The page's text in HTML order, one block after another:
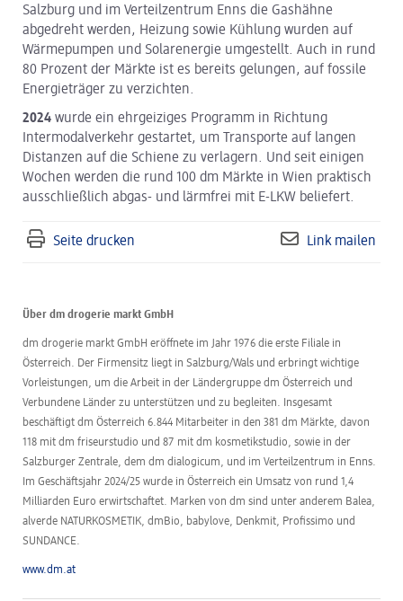
Salzburg und im Verteilzentrum Enns die Gashähne
abgedreht werden, Heizung sowie Kühlung wurden auf
Wärmepumpen und Solarenergie umgestellt. Auch in rund
80 Prozent der Märkte ist es bereits gelungen, auf fossile
Energieträger zu verzichten.
2024 wurde ein ehrgeiziges Programm in Richtung
Intermodalverkehr gestartet, um Transporte auf langen
Distanzen auf die Schiene zu verlagern. Und seit einigen
Wochen werden die rund 100 dm Märkte in Wien praktisch
ausschließlich abgas- und lärmfrei mit E-LKW beliefert.
Seite drucken Link mailen
Über dm drogerie markt GmbH
dm drogerie markt GmbH eröffnete im Jahr 1976 die erste Filiale in
Österreich. Der Firmensitz liegt in Salzburg/Wals und erbringt wichtige
Vorleistungen, um die Arbeit in der Ländergruppe dm Österreich und
Verbundene Länder zu unterstützen und zu begleiten. Insgesamt
beschäftigt dm Österreich 6.844 Mitarbeiter in den 381 dm Märkte, davon
118 mit dm friseurstudio und 87 mit dm kosmetikstudio, sowie in der
Salzburger Zentrale, dem dm dialogicum, und im Verteilzentrum in Enns.
Im Geschäftsjahr 2024/25 wurde in Österreich ein Umsatz von rund 1,4
Milliarden Euro erwirtschaftet. Marken von dm sind unter anderem Balea,
alverde NATURKOSMETIK, dmBio, babylove, Denkmit, Profissimo und
SUNDANCE.
www.dm.at